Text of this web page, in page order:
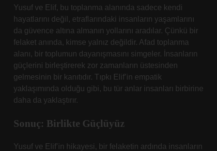
Yusuf ve Elif, bu toplanma alanında sadece kendi
hayatlarını değil, etraflarındaki insanların yaşamlarını
da güvence altına almanın yollarını aradılar. Çünkü bir
felaket anında, kimse yalnız değildir. Afad toplanma
alanı, bir toplumun dayanışmasını simgeler. İnsanların
güçlerini birleştirerek zor zamanların üstesinden
gelmesinin bir kanıtıdır. Tıpkı Elif’in empatik
yaklaşımında olduğu gibi, bu tür anlar insanları birbirine
daha da yaklaştırır.
Sonuç: Birlikte Güçlüyüz
Yusuf ve Elif’in hikayesi, bir felaketin ardında insanların